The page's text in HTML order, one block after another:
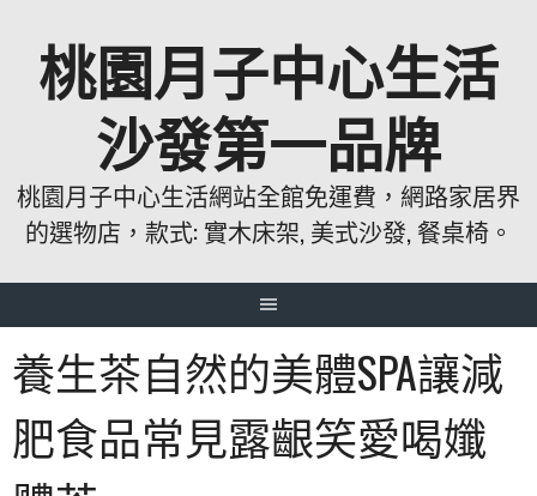
桃園月子中心生活
沙發第一品牌
桃園月子中心生活網站全館免運費，網路家居界
的選物店，款式: 實木床架, 美式沙發, 餐桌椅。
養生茶自然的美體SPA讓減
肥食品常見露齦笑愛喝孅